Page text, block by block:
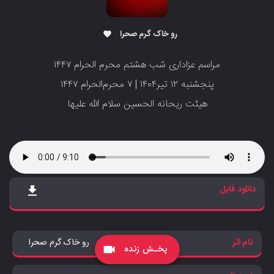
videocam پخـش زنده
رو خاک گرم صحرا favorite
مراسم عزاداری شب هشتم محرم الحرام ۱۴۴۷
پنجشنبه ۱۲ تیر۱۴۰۴ | ۷ محرم‌الحرام ۱۴۴۷
هیئت ریحانه الحسین سلام الله علیها
دانلود فایل file_download
نام اثر رو خاک گرم صحرا